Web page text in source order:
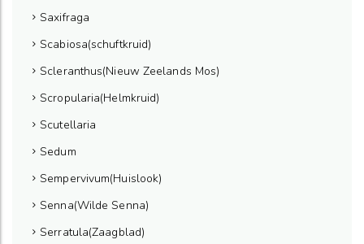
Saxifraga
Scabiosa(schuftkruid)
Scleranthus(Nieuw Zeelands Mos)
Scropularia(Helmkruid)
Scutellaria
Sedum
Sempervivum(Huislook)
Senna(Wilde Senna)
Serratula(Zaagblad)